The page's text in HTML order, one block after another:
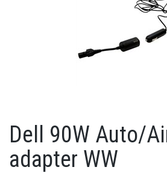
Dell 90W Auto/
adapter WW